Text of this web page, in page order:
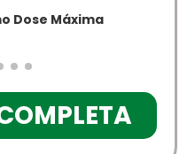
Dose Máxima